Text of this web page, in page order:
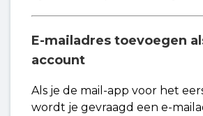
E-mailadres toevoegen
account
Als je de mail-app voor het
wordt je gevraagd een e-